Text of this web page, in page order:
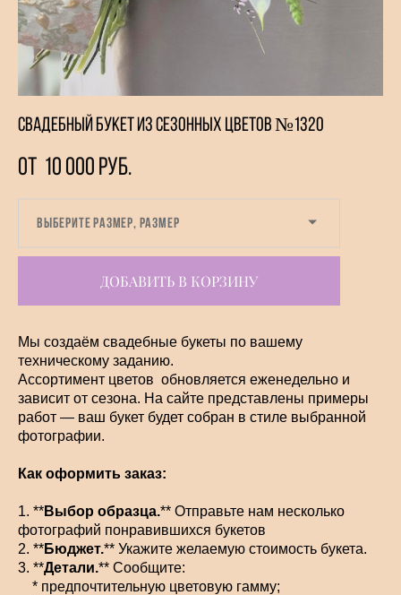
Свадебный букет из сезонных цветов №1320
от 10 000 pуб.
Выберите Размер, Размер
ДОБАВИТЬ В КОРЗИНУ
Мы создаём свадебные букеты по вашему
техническому заданию.
Ассортимент цветов обновляется еженедельно и
зависит от сезона. На сайте представлены примеры
работ — ваш букет будет собран в стиле выбранной
фотографии.
Как оформить заказ:
1. **Выбор образца.** Отправьте нам несколько
фотографий понравившихся букетов
2. **Бюджет.** Укажите желаемую стоимость букета.
3. **Детали.** Сообщите:
* предпочтительную цветовую гамму;